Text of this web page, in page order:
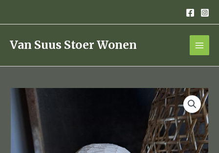
de
inhoudVan Suus Stoer Wonen
ornament
hoofd
polyresin